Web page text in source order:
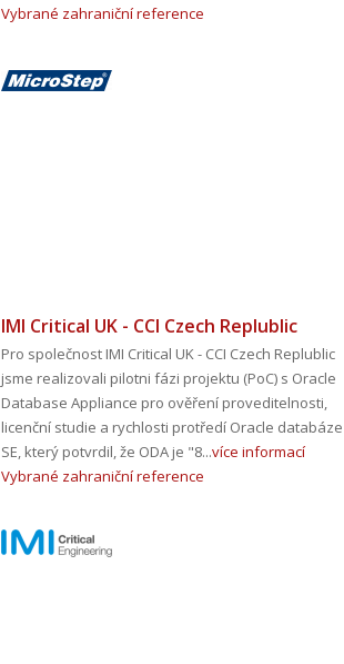
Vybrané zahraniční reference
IMI Critical UK - CCI Czech Replublic
Pro společnost IMI Critical UK - CCI Czech Replublic
jsme realizovali pilotni fázi projektu (PoC) s Oracle
Database Appliance pro ověření proveditelnosti,
licenční studie a rychlosti protředí Oracle databáze
SE, který potvrdil, že ODA je "8...více informací
Vybrané zahraniční reference